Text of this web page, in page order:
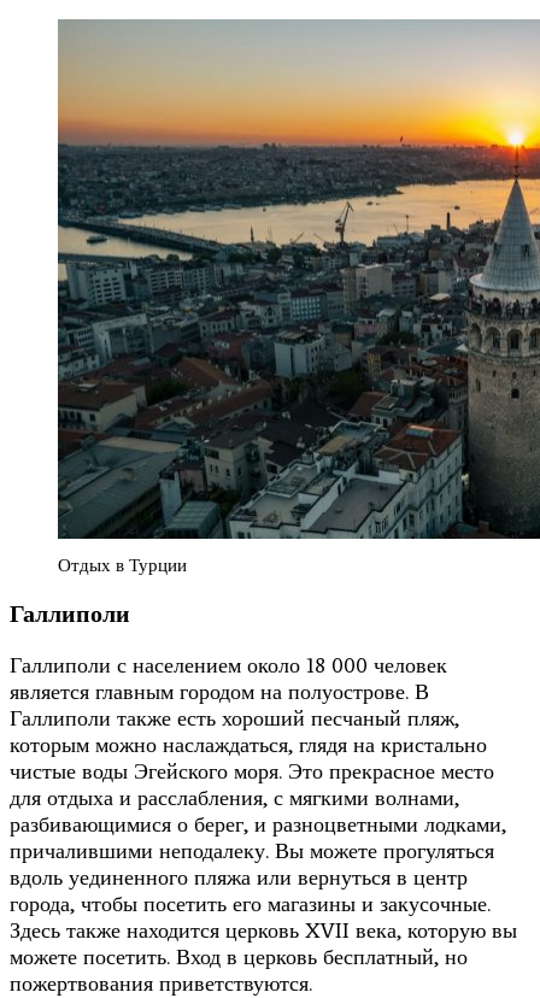
Отдых в Турции
Галлиполи
Галлиполи с населением около 18 000 человек
является главным городом на полуострове. В
Галлиполи также есть хороший песчаный пляж,
которым можно наслаждаться, глядя на кристально
чистые воды Эгейского моря. Это прекрасное место
для отдыха и расслабления, с мягкими волнами,
разбивающимися о берег, и разноцветными лодками,
причалившими неподалеку. Вы можете прогуляться
вдоль уединенного пляжа или вернуться в центр
города, чтобы посетить его магазины и закусочные.
Здесь также находится церковь XVII века, которую вы
можете посетить. Вход в церковь бесплатный, но
пожертвования приветствуются.